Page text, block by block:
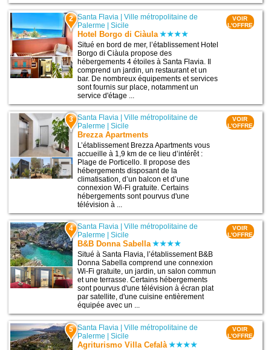
2 Santa Flavia |Ville métropolitaine de
Palerme |Sicile
Hotel Borgo di Ciàula
Situé en bord de mer, l’établissement Hotel
Borgo di Ciàula propose des
hébergements 4 étoiles à Santa Flavia. Il
comprend un jardin, un restaurant et un
bar. De nombreux équipements et services
sont fournis sur place, notamment un
service d'étage ...
VOIR
L'OFFRE
3 Santa Flavia |Ville métropolitaine de
Palerme |Sicile
Brezza Apartments
L’établissement Brezza Apartments vous
accueille à 1,9 km de ce lieu d’intérêt :
Plage de Porticello. Il propose des
hébergements disposant de la
climatisation, d’un balcon et d’une
connexion Wi-Fi gratuite. Certains
hébergements sont pourvus d'une
télévision à ...
VOIR
L'OFFRE
4 Santa Flavia |Ville métropolitaine de
Palerme |Sicile
B&B Donna Sabella
Situé à Santa Flavia, l’établissement B&B
Donna Sabella comprend une connexion
Wi-Fi gratuite, un jardin, un salon commun
et une terrasse. Certains hébergements
sont pourvus d'une télévision à écran plat
par satellite, d'une cuisine entièrement
équipée avec un ...
VOIR
L'OFFRE
5 Santa Flavia |Ville métropolitaine de
Palerme |Sicile
Agriturismo Villa Cefalà
VOIR
L'OFFRE